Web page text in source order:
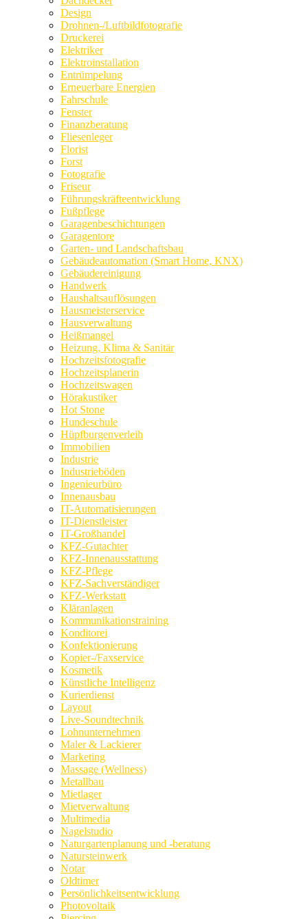
Design
Drohnen-/Luftbildfotografie
Druckerei
Elektriker
Elektroinstallation
Entrümpelung
Erneuerbare Energien
Fahrschule
Fenster
Finanzberatung
Fliesenleger
Florist
Forst
Fotografie
Friseur
Führungskräfteentwicklung
Fußpflege
Garagenbeschichtungen
Garagentore
Garten- und Landschaftsbau
Gebäudeautomation (Smart Home, KNX)
Gebäudereinigung
Handwerk
Haushaltsauflösungen
Hausmeisterservice
Hausverwaltung
Heißmangel
Heizung, Klima & Sanitär
Hochzeitsfotografie
Hochzeitsplanerin
Hochzeitswagen
Hörakustiker
Hot Stone
Hundeschule
Hüpfburgenverleih
Immobilien
Industrie
Industrieböden
Ingenieurbüro
Innenausbau
IT-Automatisierungen
IT-Dienstleister
IT-Großhandel
KFZ-Gutachter
KFZ-Innenausstattung
KFZ-Pflege
KFZ-Sachverständiger
KFZ-Werkstatt
Kläranlagen
Kommunikationstraining
Konditorei
Konfektionierung
Kopier-/Faxservice
Kosmetik
Künstliche Intelligenz
Kurierdienst
Layout
Live-Soundtechnik
Lohnunternehmen
Maler & Lackierer
Marketing
Massage (Wellness)
Metallbau
Mietlager
Mietverwaltung
Multimedia
Nagelstudio
Naturgartenplanung und -beratung
Natursteinwerk
Notar
Oldtimer
Persönlichkeitsentwicklung
Photovoltaik